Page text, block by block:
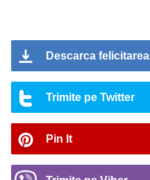
Descarca felicitarea
Trimite pe Twitter
Pin It